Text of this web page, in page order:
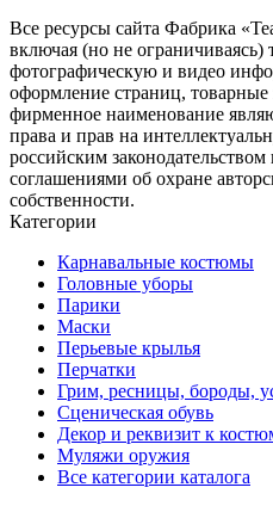
Все ресурсы сайта Фабрика
включая (но не ограничиваясь)
фотографическую и видео
оформление страниц,
фирменное наименование
права и прав на
российским
соглашениями об охране
собственности.
Категории
Карнавальные костюмы
Головные уборы
Парики
Маски
Перьевые крылья
Перчатки
Грим, ресницы, бороды,
Сценическая обувь
Декор и реквизит к
Муляжи оружия
Все категории каталога